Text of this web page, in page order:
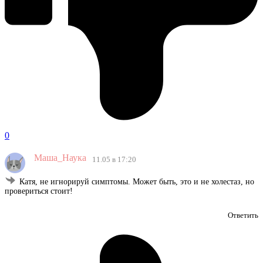
0
Маша_Наука 11.05 в 17:20
Катя, не игнорируй симптомы. Может быть, это и не холестаз, но
провериться стоит!
Ответить